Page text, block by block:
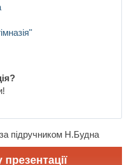
підручником Н.Будна